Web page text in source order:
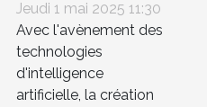
rapidement
grâce à l'IA
Jeudi 1 mai 2025 11:30
Avec l'avènement des
technologies
d'intelligence
artificielle, la création